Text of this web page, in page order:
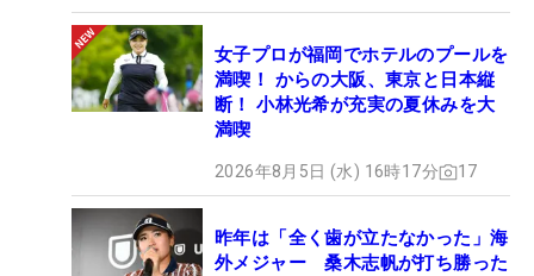
女子プロが福岡でホテルのプールを
満喫！ からの大阪、東京と日本縦
断！ 小林光希が充実の夏休みを大
満喫
2026年8月5日 (水) 16時17分 17
昨年は「全く歯が立たなかった」海
外メジャー 桑木志帆が打ち勝った